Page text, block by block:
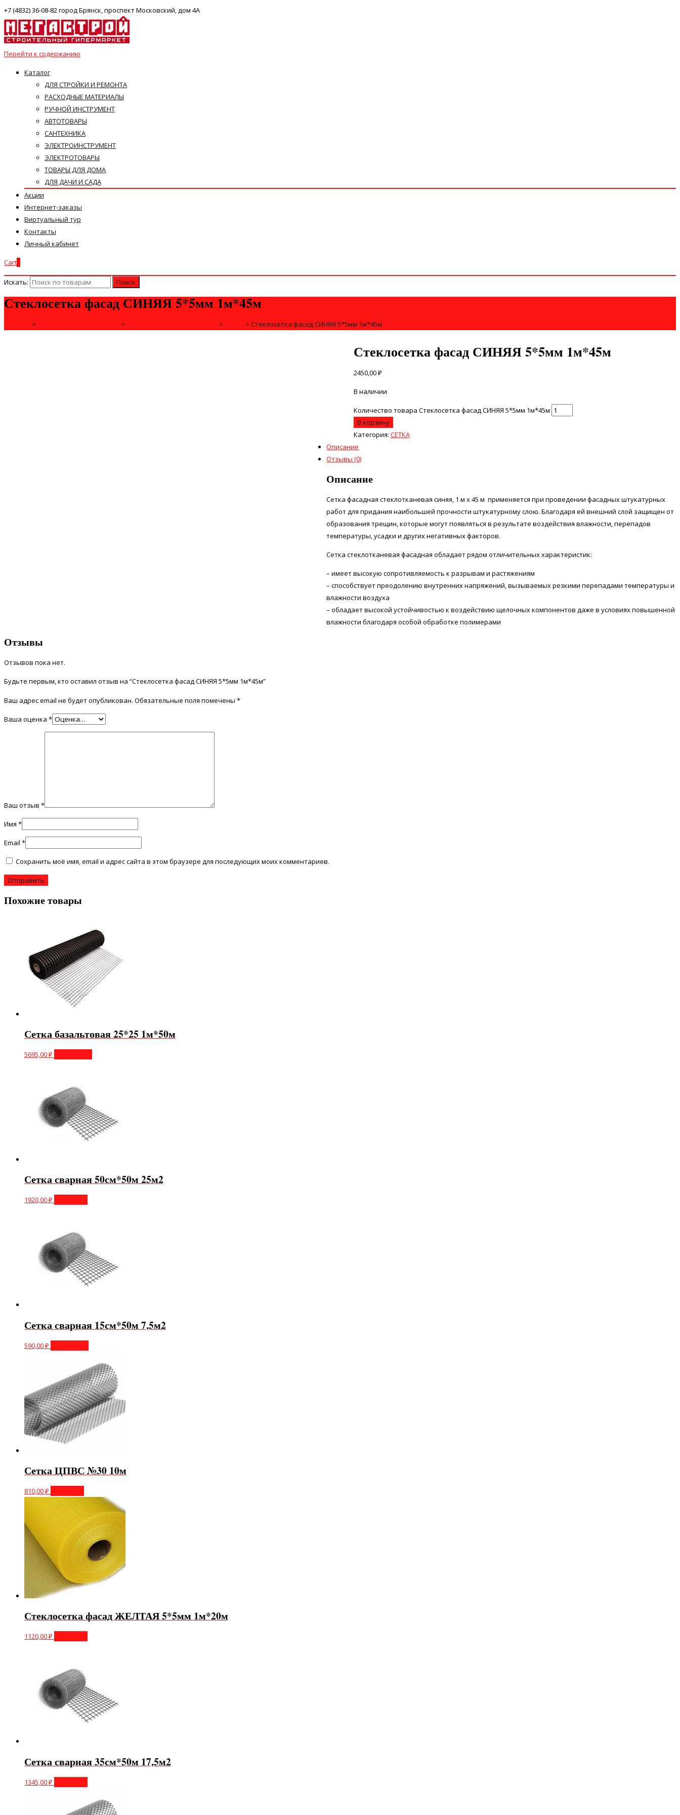
+7 (4832) 36-08-82 город Брянск, проспект Московский, дом 4А
Перейти к содержанию
Каталог
ДЛЯ СТРОЙКИ И РЕМОНТА
РАСХОДНЫЕ МАТЕРИАЛЫ
РУЧНОЙ ИНСТРУМЕНТ
АВТОТОВАРЫ
САНТЕХНИКА
ЭЛЕКТРОИНСТРУМЕНТ
ЭЛЕКТРОТОВАРЫ
ТОВАРЫ ДЛЯ ДОМА
ДЛЯ ДАЧИ И САДА
Акции
Интернет-заказы
Виртуальный тур
Контакты
Личный кабинет
Cart
Искать:
Стеклосетка фасад СИНЯЯ 5*5мм 1м*45м
> > > > Стеклосетка фасад СИНЯЯ 5*5мм 1м*45м
Стеклосетка фасад СИНЯЯ 5*5мм 1м*45м
2450,00₽
В наличии
Количество товара Стеклосетка фасад СИНЯЯ 5*5мм 1м*45м
В корзину
Категория: СЕТКА
Описание
Отзывы (0)
Описание
Сетка фасадная стеклотканевая синяя, 1 м х 45 м применяется при проведении фасадных штукатурных
работ для придания наибольшей прочности штукатурному слою. Благодаря ей внешний слой защищен от
образования трещин, которые могут появляться в результате воздействия влажности, перепадов
температуры, усадки и других негативных факторов.
Сетка стеклотканевая фасадная обладает рядом отличительных характеристик:
– имеет высокую сопротивляемость к разрывам и растяжениям
– способствует преодолению внутренних напряжений, вызываемых резкими перепадами температуры и
влажности воздуха
– обладает высокой устойчивостью к воздействию щелочных компонентов даже в условиях повышенной
влажности благодаря особой обработке полимерами
Отзывы
Отзывов пока нет.
Будьте первым, кто оставил отзыв на “Стеклосетка фасад СИНЯЯ 5*5мм 1м*45м”
Ваш адрес email не будет опубликован. Обязательные поля помечены *
Ваша оценка *
Ваш отзыв *
Имя *
Email *
Сохранить моё имя, email и адрес сайта в этом браузере для последующих моих комментариев.
Похожие товары
Сетка базальтовая 25*25 1м*50м
5695,00₽
Сетка сварная 50см*50м 25м2
1920,00₽
Сетка сварная 15см*50м 7,5м2
590,00₽
Сетка ЦПВС №30 10м
810,00₽
Стеклосетка фасад ЖЕЛТАЯ 5*5мм 1м*20м
1120,00₽
Сетка сварная 35см*50м 17,5м2
1345,00₽